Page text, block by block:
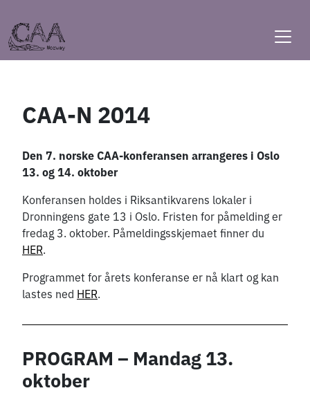
to
content
CAA-N 2014
Den 7. norske CAA-konferansen arrangeres i Oslo
13. og 14. oktober
Konferansen holdes i Riksantikvarens lokaler i
Dronningens gate 13 i Oslo. Fristen for påmelding er
fredag 3. oktober. Påmeldingsskjemaet finner du
HER.
Programmet for årets konferanse er nå klart og kan
lastes ned HER.
PROGRAM – Mandag 13.
oktober